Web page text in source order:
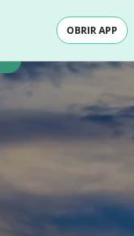
OBRIR APP